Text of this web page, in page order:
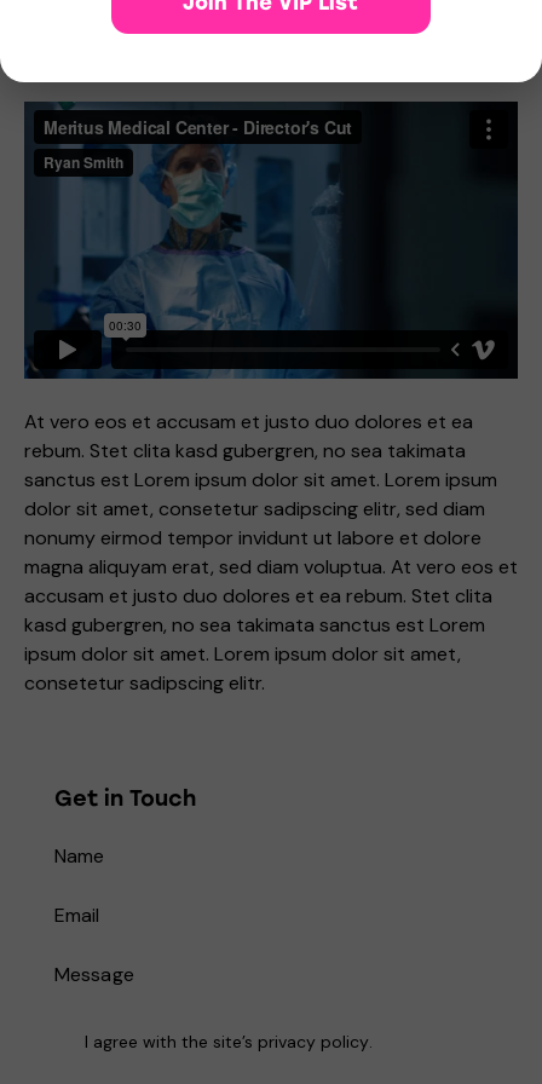
Stet clita kasd gubergren, no sea takimata sanctus est
At vero eos et accusam et justo duo dolores et ea
rebum. Stet clita kasd gubergren, no sea takimata
sanctus est Lorem ipsum dolor sit amet. Lorem ipsum
dolor sit amet, consetetur sadipscing elitr, sed diam
nonumy eirmod tempor invidunt ut labore et dolore
magna aliquyam erat, sed diam voluptua. At vero eos et
accusam et justo duo dolores et ea rebum. Stet clita
kasd gubergren, no sea takimata sanctus est Lorem
ipsum dolor sit amet. Lorem ipsum dolor sit amet,
consetetur sadipscing elitr.
Get in Touch
I agree with the site’s privacy policy.